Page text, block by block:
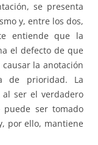
se presenta
y, entre los dos,
entiende que la
el defecto de que
la anotación
de prioridad. La
ser el verdadero
ser tomado
por ello, mantiene